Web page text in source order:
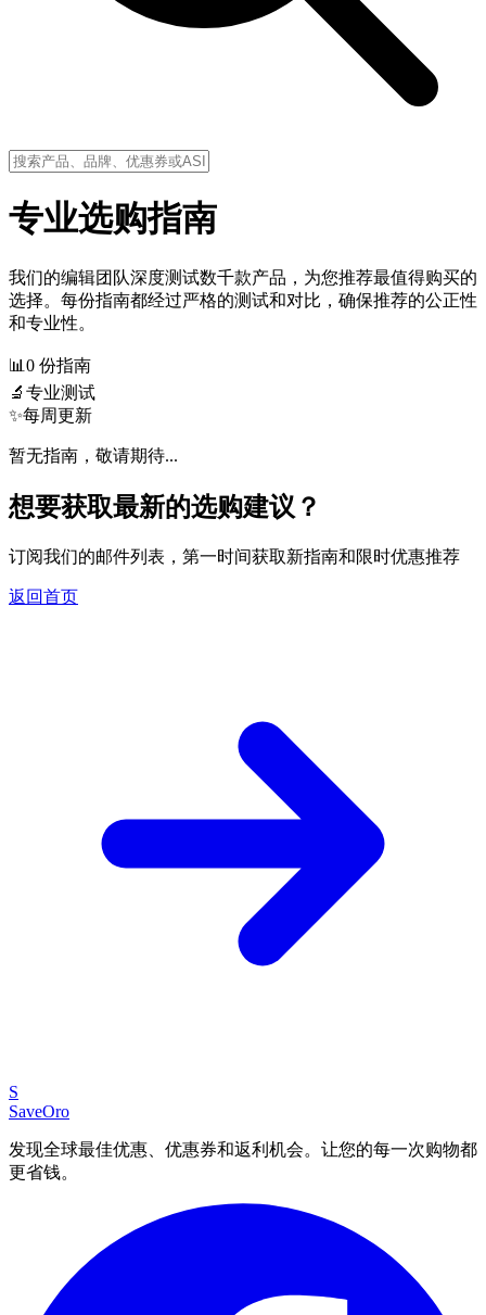
专业选购指南
我们的编辑团队深度测试数千款产品，为您推荐最值得购买的
选择。每份指南都经过严格的测试和对比，确保推荐的公正性
和专业性。
📊 0 份指南
🔬 专业测试
✨每周更新
暂无指南，敬请期待...
想要获取最新的选购建议？
订阅我们的邮件列表，第一时间获取新指南和限时优惠推荐
返回首页
S
SaveOro
发现全球最佳优惠、优惠券和返利机会。让您的每一次购物都
更省钱。